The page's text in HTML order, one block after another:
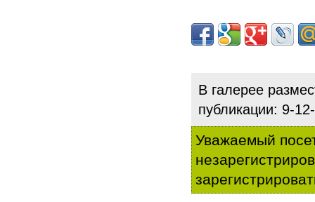
В галерее
публикации: 9-
Уважаемый